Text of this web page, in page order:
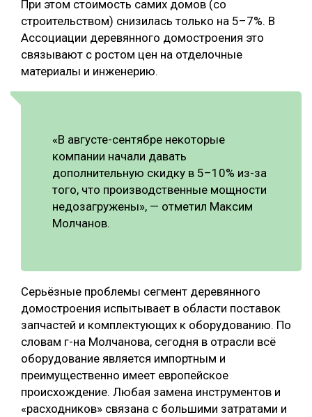
При этом стоимость самих домов (со
строительством) снизилась только на 5–7%. В
Ассоциации деревянного домостроения это
связывают с ростом цен на отделочные
материалы и инженерию.
«В августе-сентябре некоторые
компании начали давать
дополнительную скидку в 5–10% из-за
того, что производственные мощности
недозагружены», — отметил Максим
Молчанов.
Серьёзные проблемы сегмент деревянного
домостроения испытывает в области поставок
запчастей и комплектующих к оборудованию. По
словам г-на Молчанова, сегодня в отрасли всё
оборудование является импортным и
преимущественно имеет европейское
происхождение. Любая замена инструментов и
«расходников» связана с большими затратами и